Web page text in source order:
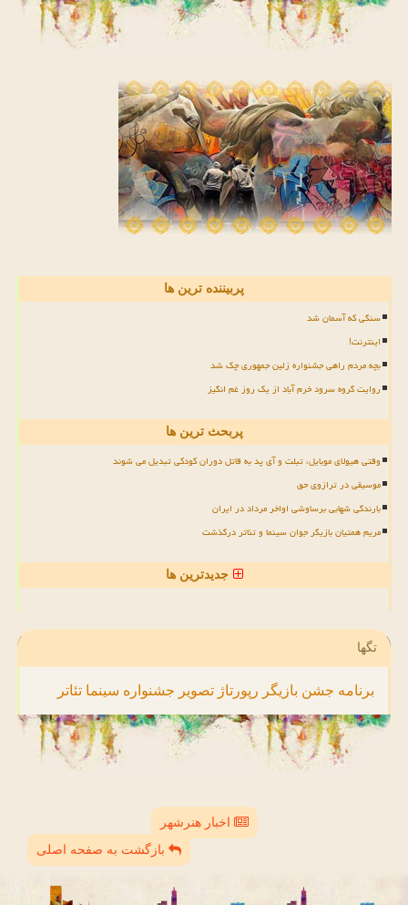
پربیننده ترین ها
سنگی که آسمان شد
اینترنت!
بچه مردم راهی جشنواره زلین جمهوری چک شد
روایت گروه سرود خرم آباد از یک روز غم انگیز
پربحث ترین ها
وقتی هیولای موبایل، تبلت و آی پد به قاتل دوران کودکی تبدیل می شوند
موسیقی در ترازوی حق
بارندگی شهابی برساوشی اواخر مرداد در ایران
مریم همتیان بازیگر جوان سینما و تئاتر درگذشت
جدیدترین ها
تگها
برنامه جشن بازیگر رپورتاژ تصویر جشنواره سینما تئاتر
اخبار هنرشهر
بازگشت به صفحه اصلی